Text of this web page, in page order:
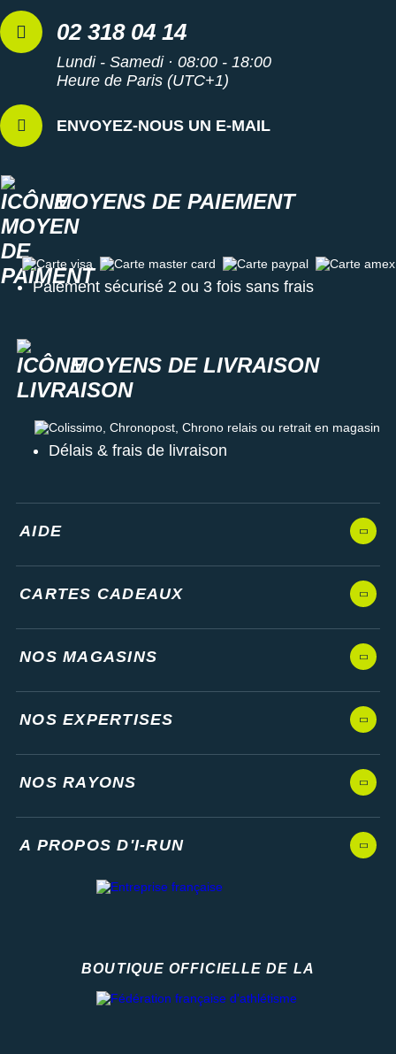
02 318 04 14
Lundi - Samedi · 08:00 - 18:00
Heure de Paris (UTC+1)
ENVOYEZ-NOUS UN E-MAIL
MOYENS DE PAIEMENT
Carte visa Carte master card Carte paypal Carte amex
Paiement sécurisé 2 ou 3 fois sans frais
MOYENS DE LIVRAISON
Colissimo, Chronopost, Chrono relais ou retrait en magasin
Délais & frais de livraison
AIDE
CARTES CADEAUX
NOS MAGASINS
NOS EXPERTISES
NOS RAYONS
A PROPOS D'I-RUN
BOUTIQUE OFFICIELLE DE LA